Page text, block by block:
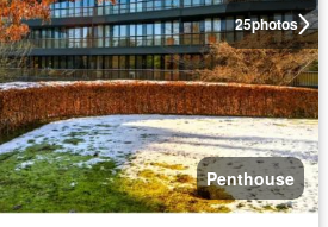
25photos
Penthouse